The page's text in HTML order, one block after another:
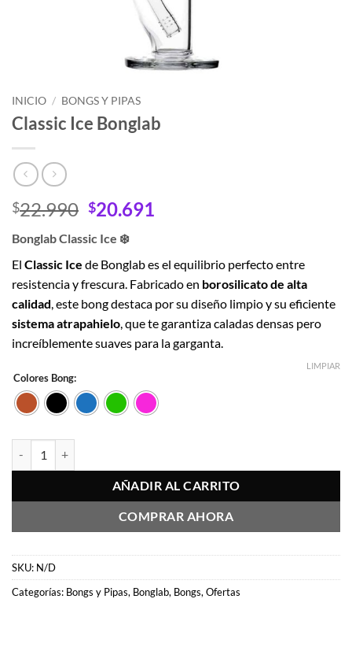
INICIO / BONGS Y PIPAS
Classic Ice Bonglab
$22.990 El
original
era:
$22.990.
$20.691
es:
$20.691.
Bonglab Classic Ice ❄️
El Classic Ice de Bonglab es el equilibrio perfecto entre
resistencia y frescura. Fabricado en borosilicato de alta
calidad, este bong destaca por su diseño limpio y su eficiente
sistema atrapahielo, que te garantiza caladas densas pero
increíblemente suaves para la garganta.
Colores Bong:
LIMPIAR
AÑADIR AL CARRITO
COMPRAR AHORA
SKU: N/D
Categorías: Bongs y Pipas, Bonglab, Bongs, Ofertas